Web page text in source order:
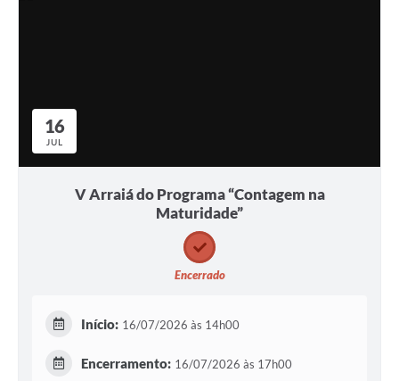
16
JUL
V Arraiá do Programa “Contagem na
Maturidade”
Encerrado
Início: 16/07/2026 às 14h00
Encerramento: 16/07/2026 às 17h00